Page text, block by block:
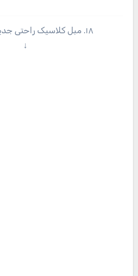
۱۸. مبل کلاسیک راحتی جدید سفید رنگ
↓